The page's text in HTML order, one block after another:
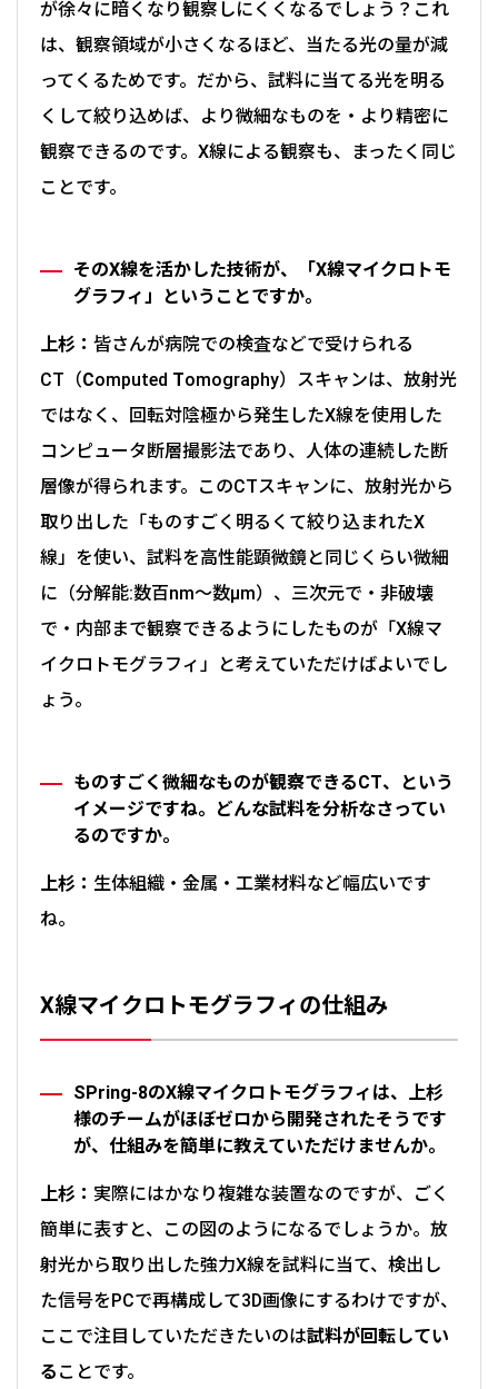
が徐々に暗くなり観察しにくくなるでしょう？これ
は、観察領域が小さくなるほど、当たる光の量が減
ってくるためです。だから、試料に当てる光を明る
くして絞り込めば、より微細なものを・より精密に
観察できるのです。X線による観察も、まったく同じ
ことです。
そのX線を活かした技術が、「X線マイクロトモ
グラフィ」ということですか。
上杉： 皆さんが病院での検査などで受けられる
CT（Computed Tomography）スキャンは、放射光
ではなく、回転対陰極から発生したX線を使用した
コンピュータ断層撮影法であり、人体の連続した断
層像が得られます。このCTスキャンに、放射光から
取り出した「ものすごく明るくて絞り込まれたX
線」を使い、試料を高性能顕微鏡と同じくらい微細
に（分解能:数百nm～数μm）、三次元で・非破壊
で・内部まで観察できるようにしたものが「X線マ
イクロトモグラフィ」と考えていただけばよいでし
ょう。
ものすごく微細なものが観察できるCT、という
イメージですね。どんな試料を分析なさってい
るのですか。
上杉： 生体組織・金属・工業材料など幅広いです
ね。
X線マイクロトモグラフィの仕組み
SPring-8のX線マイクロトモグラフィは、上杉
様のチームがほぼゼロから開発されたそうです
が、仕組みを簡単に教えていただけませんか。
上杉： 実際にはかなり複雑な装置なのですが、ごく
簡単に表すと、この図のようになるでしょうか。放
射光から取り出した強力X線を試料に当て、検出し
た信号をPCで再構成して3D画像にするわけですが、
ここで注目していただきたいのは試料が回転してい
る ことです。